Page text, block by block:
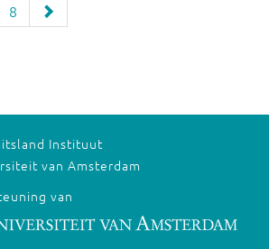
8
Instituut
van Amsterdam
van